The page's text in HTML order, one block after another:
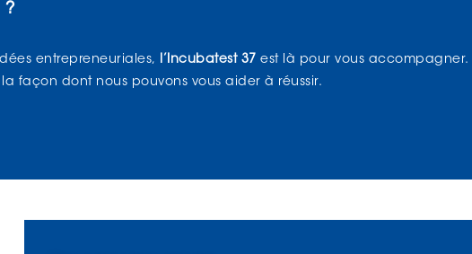
?
entrepreneuriales, l’Incubatest 37 est là pour vous accompagner.
façon dont nous pouvons vous aider à réussir.